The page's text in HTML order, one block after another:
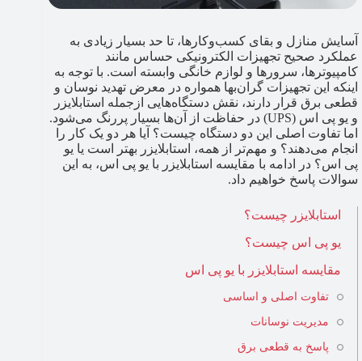
آسایش منازل و بقای کسب‌وکارها، تا حد بسیار زیادی به
عملکرد صحیح تجهیزات الکترونیکی حساس مانند
کامپیوترها، سرورها و لوازم خانگی وابسته است. با توجه به
اینکه این تجهیزات گران‌بها همواره در معرض تهدید نوسان و
قطعی برق قرار دارند، نقش دستگاه‌هایی ازجمله استابلایزر
و یو پی اس (UPS) در حفاظت از آن‌ها بسیار پررنگ می‌شود.
اما تفاوت اصلی این دو دستگاه چیست؟ آیا هر دو یک کار را
انجام می‌دهند؟ و مهم‌تر از همه، استابلایزر بهتر است یا یو
پی اس؟ در ادامه با مقایسه استابلایزر با یو پی اس، به این
سوالات پاسخ خواهیم داد.
استابلایزر چیست؟
یو پی اس چیست؟
مقایسه استابلایزر با یو پی اس
تفاوت اصلی و اساسی
مدیریت نوسانات
پاسخ به قطعی برق